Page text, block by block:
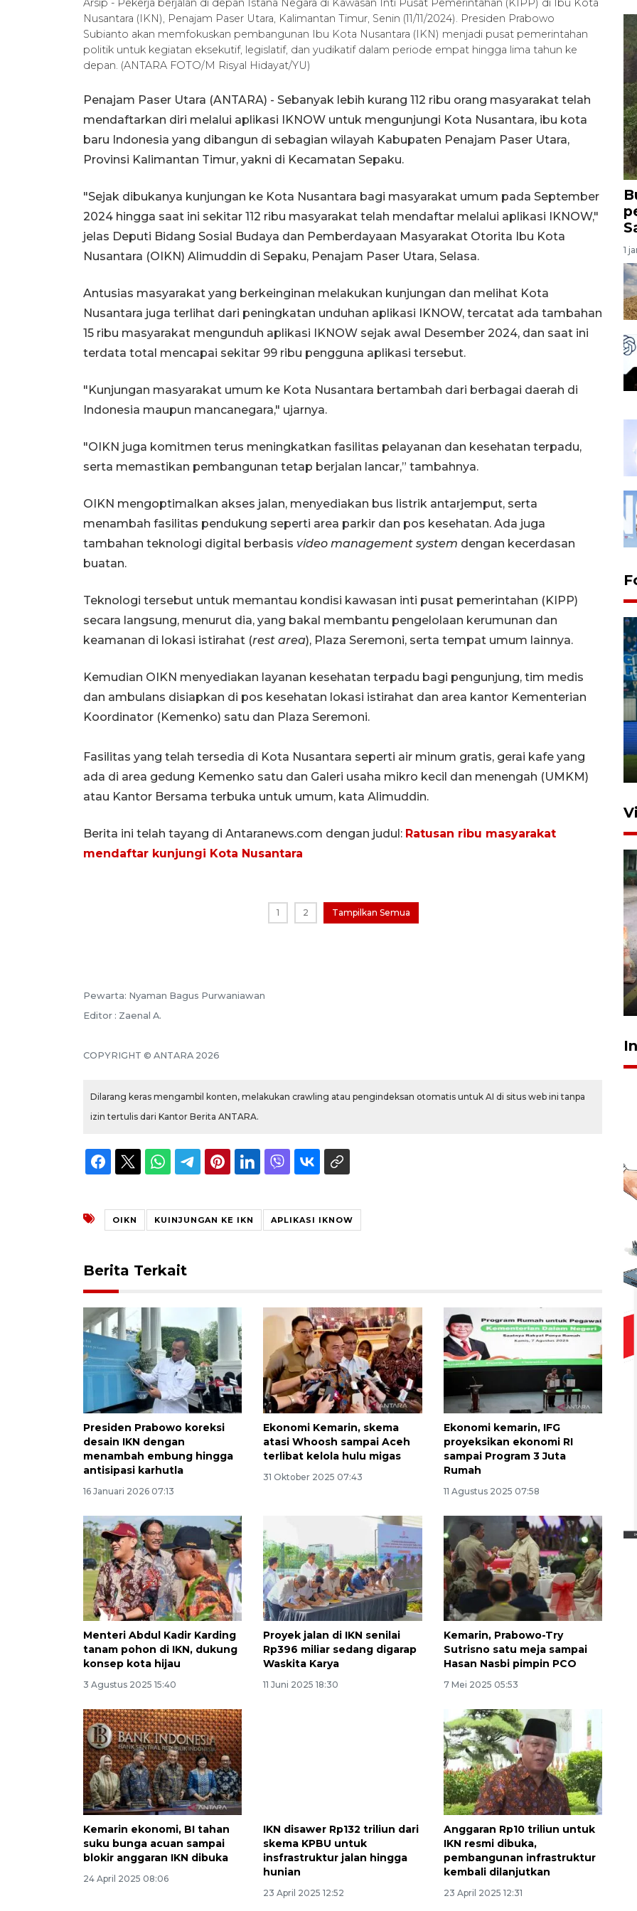
Arsip - Pekerja berjalan di depan Istana Negara di Kawasan Inti Pusat Pemerintahan (KIPP) di Ibu Kota
Nusantara (IKN), Penajam Paser Utara, Kalimantan Timur, Senin (11/11/2024). Presiden Prabowo
Subianto akan memfokuskan pembangunan Ibu Kota Nusantara (IKN) menjadi pusat pemerintahan
politik untuk kegiatan eksekutif, legislatif, dan yudikatif dalam periode empat hingga lima tahun ke
depan. (ANTARA FOTO/M Risyal Hidayat/YU)
Penajam Paser Utara (ANTARA) - Sebanyak lebih kurang 112 ribu orang masyarakat telah
mendaftarkan diri melalui aplikasi IKNOW untuk mengunjungi Kota Nusantara, ibu kota
baru Indonesia yang dibangun di sebagian wilayah Kabupaten Penajam Paser Utara,
Provinsi Kalimantan Timur, yakni di Kecamatan Sepaku.
"Sejak dibukanya kunjungan ke Kota Nusantara bagi masyarakat umum pada September
2024 hingga saat ini sekitar 112 ribu masyarakat telah mendaftar melalui aplikasi IKNOW,"
jelas Deputi Bidang Sosial Budaya dan Pemberdayaan Masyarakat Otorita Ibu Kota
Nusantara (OIKN) Alimuddin di Sepaku, Penajam Paser Utara, Selasa.
Antusias masyarakat yang berkeinginan melakukan kunjungan dan melihat Kota
Nusantara juga terlihat dari peningkatan unduhan aplikasi IKNOW, tercatat ada tambahan
15 ribu masyarakat mengunduh aplikasi IKNOW sejak awal Desember 2024, dan saat ini
terdata total mencapai sekitar 99 ribu pengguna aplikasi tersebut.
"Kunjungan masyarakat umum ke Kota Nusantara bertambah dari berbagai daerah di
Indonesia maupun mancanegara," ujarnya.
"OIKN juga komitmen terus meningkatkan fasilitas pelayanan dan kesehatan terpadu,
serta memastikan pembangunan tetap berjalan lancar,” tambahnya.
OIKN mengoptimalkan akses jalan, menyediakan bus listrik antarjemput, serta
menambah fasilitas pendukung seperti area parkir dan pos kesehatan. Ada juga
tambahan teknologi digital berbasis video management system dengan kecerdasan
buatan.
Teknologi tersebut untuk memantau kondisi kawasan inti pusat pemerintahan (KIPP)
secara langsung, menurut dia, yang bakal membantu pengelolaan kerumunan dan
keamanan di lokasi istirahat (rest area), Plaza Seremoni, serta tempat umum lainnya.
Kemudian OIKN menyediakan layanan kesehatan terpadu bagi pengunjung, tim medis
dan ambulans disiapkan di pos kesehatan lokasi istirahat dan area kantor Kementerian
Koordinator (Kemenko) satu dan Plaza Seremoni.
Fasilitas yang telah tersedia di Kota Nusantara seperti air minum gratis, gerai kafe yang
ada di area gedung Kemenko satu dan Galeri usaha mikro kecil dan menengah (UMKM)
atau Kantor Bersama terbuka untuk umum, kata Alimuddin.
Berita ini telah tayang di Antaranews.com dengan judul: Ratusan ribu masyarakat
mendaftar kunjungi Kota Nusantara
1 2 Tampilkan Semua
Pewarta: Nyaman Bagus Purwaniawan
Editor : Zaenal A.
COPYRIGHT © ANTARA 2026
Dilarang keras mengambil konten, melakukan crawling atau pengindeksan otomatis untuk AI di situs web ini tanpa
izin tertulis dari Kantor Berita ANTARA.
OIKN KUINJUNGAN KE IKN APLIKASI IKNOW
Berita Terkait
Presiden Prabowo koreksi
desain IKN dengan
menambah embung hingga
antisipasi karhutla
16 Januari 2026 07:13
Ekonomi Kemarin, skema
atasi Whoosh sampai Aceh
terlibat kelola hulu migas
31 Oktober 2025 07:43
Ekonomi kemarin, IFG
proyeksikan ekonomi RI
sampai Program 3 Juta
Rumah
11 Agustus 2025 07:58
Menteri Abdul Kadir Karding
tanam pohon di IKN, dukung
konsep kota hijau
3 Agustus 2025 15:40
Proyek jalan di IKN senilai
Rp396 miliar sedang digarap
Waskita Karya
11 Juni 2025 18:30
Kemarin, Prabowo-Try
Sutrisno satu meja sampai
Hasan Nasbi pimpin PCO
7 Mei 2025 05:53
Kemarin ekonomi, BI tahan
suku bunga acuan sampai
blokir anggaran IKN dibuka
24 April 2025 08:06
IKN disawer Rp132 triliun dari
skema KPBU untuk
insfrastruktur jalan hingga
hunian
23 April 2025 12:52
Anggaran Rp10 triliun untuk
IKN resmi dibuka,
pembangunan infrastruktur
kembali dilanjutkan
23 April 2025 12:31
1
31 Juli 2026 18:01
Ekspedisi Rupiah Berdaulat
2026 sambangi Papua
2026-08-06 13:15:00